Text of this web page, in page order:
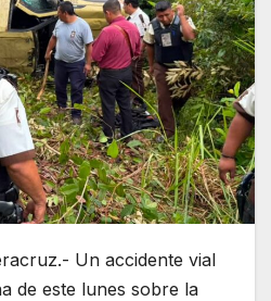
Un accidente vial
de este lunes sobre la